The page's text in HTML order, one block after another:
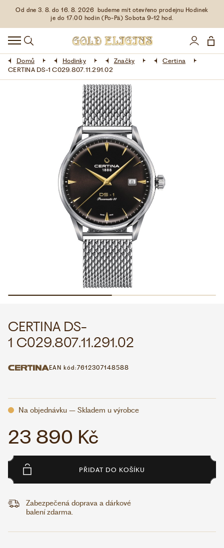
Od dne 3. 8. do 16. 8. 2026 budeme mít otevřeno prodejnu Hodinek
je do 17:00 hodin (Po-Pá) Sobota 9-12 hod.
HODINKY
DOPLŇKY
ŠPERKY
LIMITOVANÉ EDICE
VŠE O NÁKUPU
WHATSAPP
VOLEJTE 9:00–18:00+420 775 138 346
Domů Hodinky Značky
Certina
CERTINA DS-1 C029.807.11.291.02
CERTINA DS-
1 C029.807.11.291.02
EAN kód:7612307148588
Na objednávku – Skladem u výrobce
23 890 Kč
PŘIDAT DO KOŠÍKU
Zabezpečená doprava a dárkové
balení zdarma.